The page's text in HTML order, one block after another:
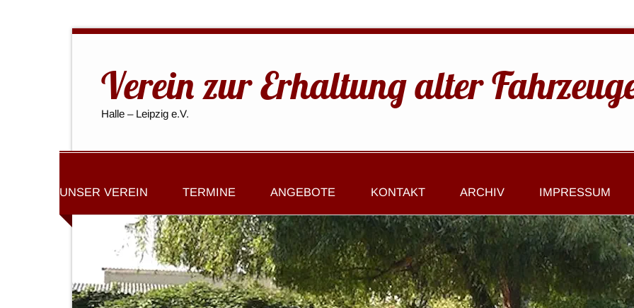
Verein zur Erhaltung alter
Halle – Leipzig e.V.
UNSER VEREIN TERMINE ANGEBOTE KONTAKT ARCHIV IMPRESSUM